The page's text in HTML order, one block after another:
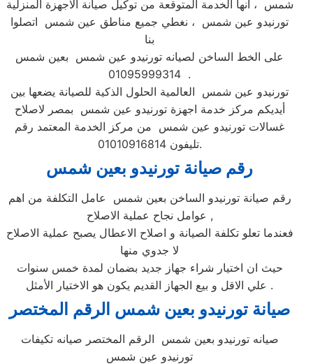
شمس ، انها الخدمة المتوقعة من توكيل صيانة الاجهزة المنزلية
تورنيدو عين شمس ، نغطي جميع مناطق عين شمس اتصلوا
بنا
على الخط الساخن لصيانه تورنيدو عين شمس بعين شمس
01095999314 .
تورنيدو عين شمس العالمية الحلول الذكية للصيانة يضعها بين
أيديكم مركز خدمة اجهزة تورنيدو عين شمس بمصر لاصلاح
غسالات تورنيدو عين شمس من مركز الخدمة المعتمد رقم
تليفون 01010916814.
رقم صيانة تورنيدو بعين شمس
رقم صيانة تورنيدو الساخن بعين شمس عامل التكلفة من اهم
عوامل نجاح عملية الاصلاح ,
فعندما تعلو تكلفة الصيانة و اصلاح الاعطال يصبح عملية الاصلاح
لا جدوي منها
حيث ان اختيار شراء جهاز جديد بضمان لمدة خمس سنوات
علي الاقل و بيع الجهاز القديم يكون هو الاختيار الأمثل .
صيانة تورنيدو بعين شمس الرقم المختصر
صيانه تورنيدو بعين شمس الرقم المختصر صيانه تكيفات
تورنيدو عين شمس